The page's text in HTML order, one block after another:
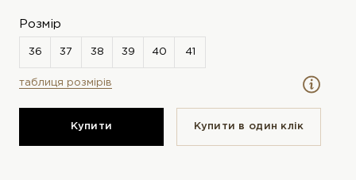
Розмір
таблиця розмірів
Купити Купити в один клiк